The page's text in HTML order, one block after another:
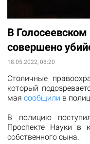
В
совершено
18.05.2022, 08:20
Столичные
который
мая сообщили в
В полицию
Проспекте Науки в
собственного сына.